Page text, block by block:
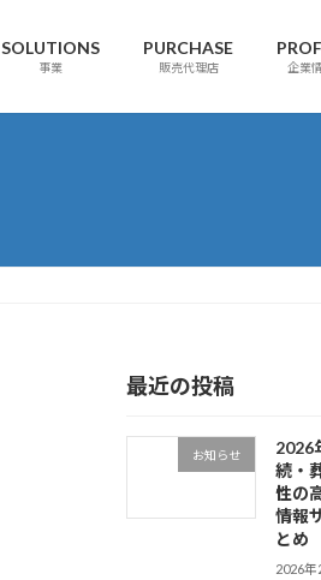
SOLUTIONS
事業
PURCHASE
販売代理店 企業
最近の投稿
お知らせ
2026
続・
性の
情報
とめ
2026年